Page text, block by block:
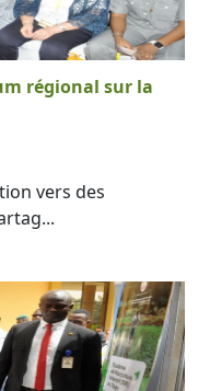
régional sur la
vers des